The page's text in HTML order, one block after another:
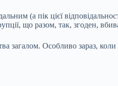
(а пік цієї
що разом, так, згоден,
загалом. Особливо зараз,